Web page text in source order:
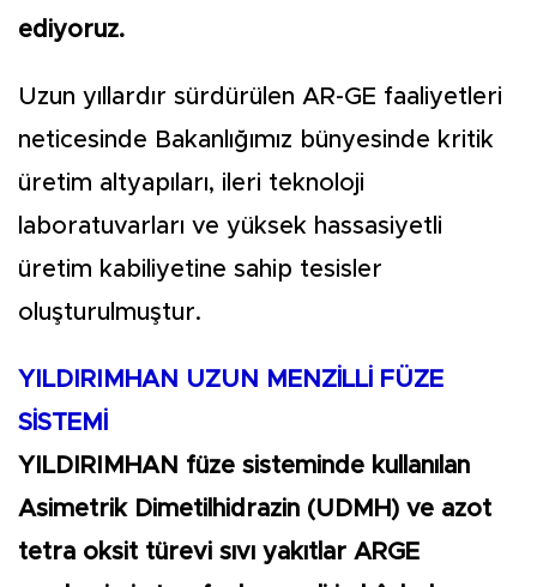
ediyoruz.
Uzun yıllardır sürdürülen AR-GE faaliyetleri
neticesinde Bakanlığımız bünyesinde kritik
üretim altyapıları, ileri teknoloji
laboratuvarları ve yüksek hassasiyetli
üretim kabiliyetine sahip tesisler
oluşturulmuştur.
YILDIRIMHAN UZUN MENZİLLİ FÜZE
SİSTEMİ
YILDIRIMHAN füze sisteminde kullanılan
Asimetrik Dimetilhidrazin (UDMH) ve azot
tetra oksit türevi sıvı yakıtlar ARGE